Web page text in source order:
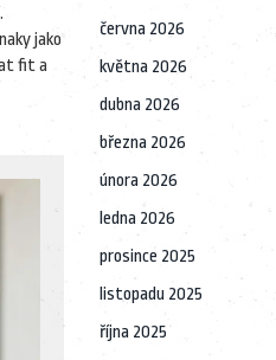
jako
fit a
června 2026
května 2026
dubna 2026
března 2026
února 2026
ledna 2026
prosince 2025
listopadu 2025
října 2025